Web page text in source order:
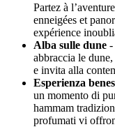
Partez à
enneigées et
expérience
Alba sulle dune -
abbraccia le
e invita alla
Esperienza
un momento di
hammam
profumati vi